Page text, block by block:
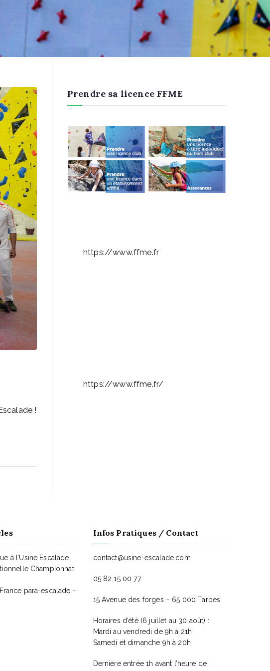
!
Prendre sa licence FFME
https://www.ffme.fr
https://www.ffme.fr/
à l’Usine Escalade
Championnat
para-escalade –
Infos Pratiques / Contact
contact@usine-escalade.com
05 82 15 00 77
15 Avenue des forges – 65 000 Tarbes
Horaires d’été (6 juillet au 30 août) :
Mardi au vendredi de 9h à 21h
Samedi et dimanche 9h à 20h
Dernière entrée 1h avant l’heure de